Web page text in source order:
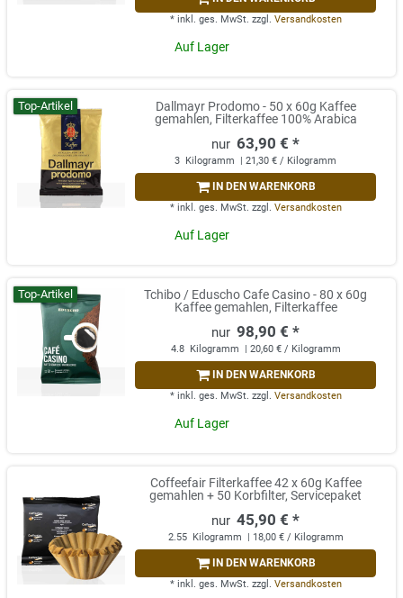
* inkl. ges. MwSt. zzgl. Versandkosten
Auf Lager
Top-Artikel
Dallmayr Prodomo - 50 x 60g Kaffee
gemahlen, Filterkaffee 100% Arabica
63,90 € *
3 Kilogramm | 21,30 € / Kilogramm
IN DEN WARENKORB
* inkl. ges. MwSt. zzgl. Versandkosten
Auf Lager
Top-Artikel
Tchibo / Eduscho Cafe Casino - 80 x 60g
Kaffee gemahlen, Filterkaffee
98,90 € *
4.8 Kilogramm | 20,60 € / Kilogramm
IN DEN WARENKORB
* inkl. ges. MwSt. zzgl. Versandkosten
Auf Lager
Coffeefair Filterkaffee 42 x 60g Kaffee
gemahlen + 50 Korbfilter, Servicepaket
45,90 € *
2.55 Kilogramm | 18,00 € / Kilogramm
IN DEN WARENKORB
* inkl. ges. MwSt. zzgl. Versandkosten